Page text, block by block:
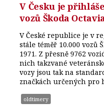
V Česku je
vozů Škoda
V České republice je v
stále téměř 10.000 vozů
1971. Z přesně 9762
nich takzvané
vozy jsou tak na
značkách určených pro
oldtimery